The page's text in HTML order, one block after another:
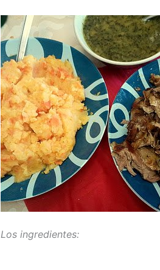
Los ingredientes: